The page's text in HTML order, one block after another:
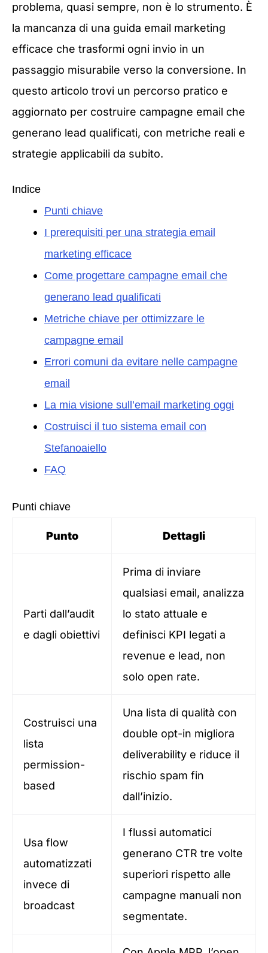
problema, quasi sempre, non è lo strumento. È
la mancanza di una guida email marketing
efficace che trasformi ogni invio in un
passaggio misurabile verso la conversione. In
questo articolo trovi un percorso pratico e
aggiornato per costruire campagne email che
generano lead qualificati, con metriche reali e
strategie applicabili da subito.
Indice
Punti chiave
I prerequisiti per una strategia email
marketing efficace
Come progettare campagne email che
generano lead qualificati
Metriche chiave per ottimizzare le
campagne email
Errori comuni da evitare nelle campagne
email
La mia visione sull’email marketing oggi
Costruisci il tuo sistema email con
Stefanoaiello
FAQ
Punti chiave
Punto Dettagli
Parti dall’audit
e dagli obiettivi
Prima di inviare
qualsiasi email, analizza
lo stato attuale e
definisci KPI legati a
revenue e lead, non
solo open rate.
Costruisci una
lista
permission-
based
Una lista di qualità con
double opt-in migliora
deliverability e riduce il
rischio spam fin
dall’inizio.
Usa flow
automatizzati
invece di
broadcast
I flussi automatici
generano CTR tre volte
superiori rispetto alle
campagne manuali non
segmentate.